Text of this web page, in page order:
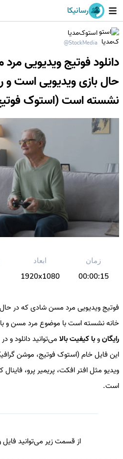
رسانیکا
استوک‌مدیا
@StockMedia
دانلود فوتیج ویدیویی
حال بازی ویدیویی است و
نشسته است (استوک
زمان
00:00:15
ابعاد
1920x1080
فوتیج ویدیویی مرد مسن شادی که در
خانه نشسته است با موضوع مرد مسن و
رایگانوبا کیفیت بالا می‌توانید دانلود و
این فایل خام (استوک فوتیج، موشن
ویدیو مثل افتر افکت، پریمیر پرو، فاینال
است.
از قسمت زیر می‌توانید فایل